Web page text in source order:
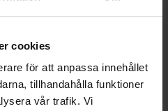
cookies
för att anpassa innehållet
tillhandahålla funktioner
vår trafik. Vi